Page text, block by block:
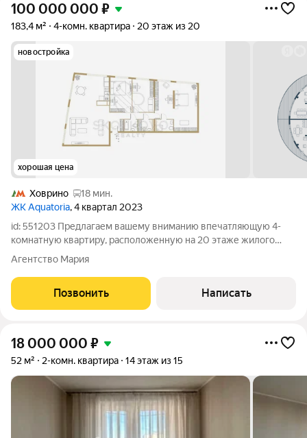
100 000 000 ₽
183,4 м² 4-комн. квартира 20 этаж из 20
новостройка
хорошая цена
Ховрино
18 мин.
ЖК Aquatoria, 4 квартал 2023
id: 551203 Предлагаем вашему вниманию впечатляющую 4-
комнатную квартиру, расположенную на 20 этаже жилого
комплекса Акватория. Просторное жилье с общим метражом
183 м притягивает внимание благодаря современному
дизайну, функциональной планировке и
Агентство Мария
Позвонить Написать
18 000 000 ₽
52 м² 2-комн. квартира 14 этаж из 15